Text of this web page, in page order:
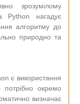
зрозумілому
Python нагадує
алгоритму до
природно та
є використання
потрібно окремо
визначає